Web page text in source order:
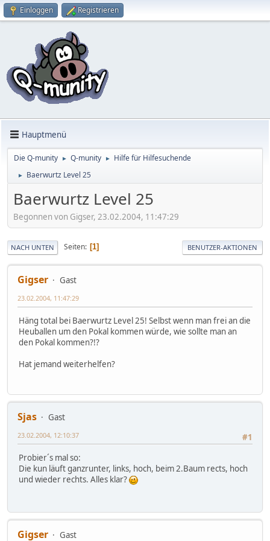
Einloggen Registrieren
Hauptmenü
Die Q-munity ► Q-munity ► Hilfe für Hilfesuchende
► Baerwurtz Level 25
Baerwurtz Level 25
Begonnen von Gigser, 23.02.2004, 11:47:29
NACH UNTEN Seiten 1 BENUTZER-AKTIONEN
Gigser Gast
23.02.2004, 11:47:29
Häng total bei Baerwurtz Level 25! Selbst wenn man frei an die
Heuballen um den Pokal kommen würde, wie sollte man an
den Pokal kommen?!?
Hat jemand weiterhelfen?
Sjas
Gast
#1
23.02.2004, 12:10:37
Probier´s mal so:
Die kun läuft ganzrunter, links, hoch, beim 2.Baum rects, hoch
und wieder rechts. Alles klar?
Gigser Gast